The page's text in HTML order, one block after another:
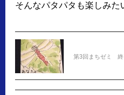
そんなパタパタも楽しみた
第3回まちゼミ